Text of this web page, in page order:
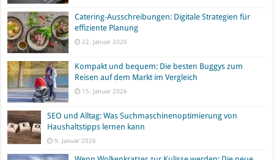
Catering-Ausschreibungen: Digitale Strategien für
effiziente Planung
22. Januar 2026
Kompakt und bequem: Die besten Buggys zum
Reisen auf dem Markt im Vergleich
15. Januar 2026
SEO und Alltag: Was Suchmaschinenoptimierung von
Haushaltstipps lernen kann
9. Januar 2026